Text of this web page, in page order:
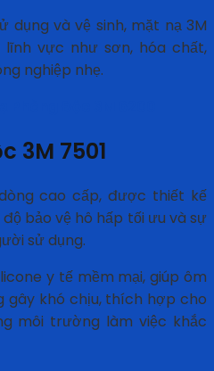
dụng và vệ sinh, mặt nạ 3M
vực như sơn, hóa chất,
nghiệp nhẹ.
3M 7501
cao cấp, được thiết kế
bảo vệ hô hấp tối ưu và sự
sử dụng.
y tế mềm mại, giúp ôm
gây khó chịu, thích hợp cho
môi trường làm việc khắc